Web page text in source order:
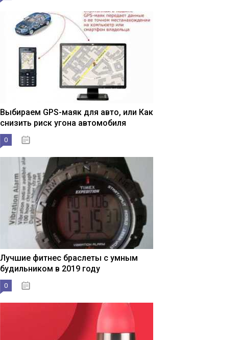
Выбираем GPS-маяк для авто, или Как
снизить риск угона автомобиля
0
Лучшие фитнес браслеты с умным
будильником в 2019 году
0